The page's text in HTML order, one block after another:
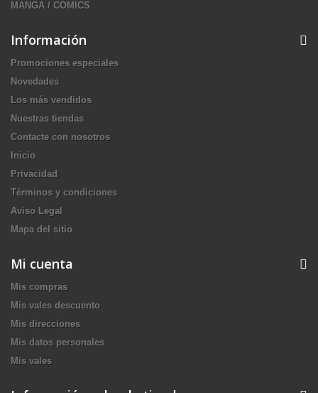
MANGA / COMICS
Información
Promociones especiales
Novedades
Los más vendidos
Nuestras tiendas
Contacte con nosotros
Inicio
Privacidad
Términos y condiciones
Aviso Legal
Mapa del sitio
Mi cuenta
Mis compras
Mis vales descuento
Mis direcciones
Mis datos personales
Mis vales